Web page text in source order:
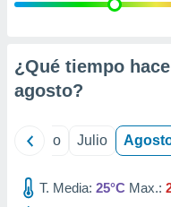
e
mediante
de
¿Qué tiempo
agosto?
Junio Julio
T. Media: 25°C Max.: